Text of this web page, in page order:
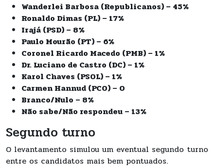
Wanderlei Barbosa (Republicanos) – 45%
Ronaldo Dimas (PL) – 17%
Irajá (PSD) – 8%
Paulo Mourão (PT) – 6%
Coronel Ricardo Macedo (PMB) – 1%
Dr. Luciano de Castro (DC) – 1%
Karol Chaves (PSOL) – 1%
Carmen Hannud (PCO) – 0
Branco/Nulo – 8%
Não sabe/Não respondeu – 13%
Segundo turno
O levantamento simulou um eventual segundo turno
entre os candidatos mais bem pontuados.